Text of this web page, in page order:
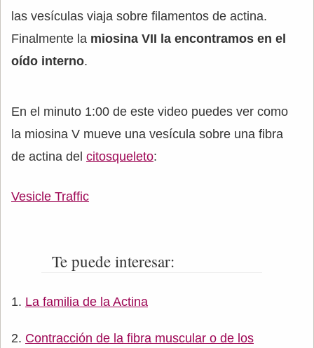
las vesículas viaja sobre filamentos de actina.
Finalmente la miosina VII la encontramos en el
oído interno.
En el minuto 1:00 de este video puedes ver como
la miosina V mueve una vesícula sobre una fibra
de actina del citosqueleto:
Vesicle Traffic
Te puede interesar:
La familia de la Actina
Contracción de la fibra muscular o de los